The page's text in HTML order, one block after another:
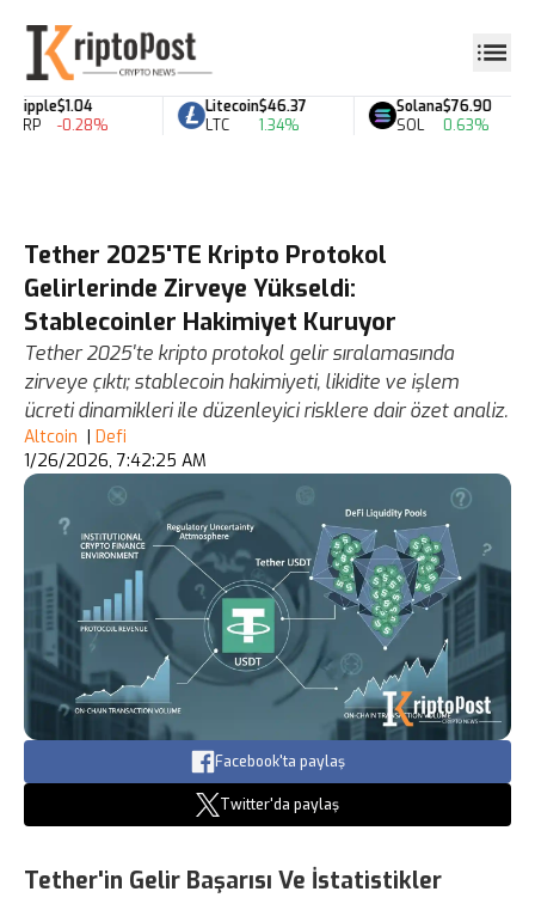
Ripple
XRP
$1.04
-0.28%
Litecoin
LTC
$46.37
1.34%
Solana
SOL
$76.90
0.63%
Tether 2025'TE Kripto Protokol
Gelirlerinde Zirveye Yükseldi:
Stablecoinler Hakimiyet Kuruyor
Tether 2025'te kripto protokol gelir sıralamasında
zirveye çıktı; stablecoin hakimiyeti, likidite ve işlem
ücreti dinamikleri ile düzenleyici risklere dair özet analiz.
Altcoin | Defi
1/26/2026, 7:42:25 AM
Facebook'ta paylaş
Twitter'da paylaş
Tether'in Gelir Başarısı Ve İstatistikler